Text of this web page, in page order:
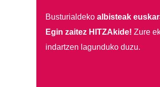
Busturialdeko albisteak
Egin zaitez HITZAkide! Zure
indartzen lagunduko duzu.